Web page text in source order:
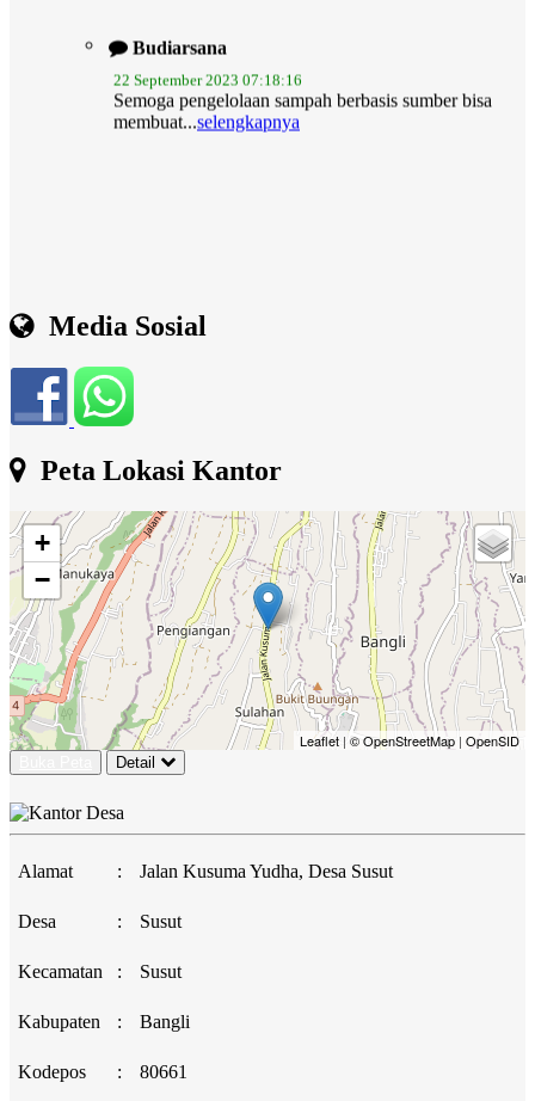
22 September 2023 07:18:16
membuat...selengkapnya
Media Sosial
Peta Lokasi Kantor
+
−
Leaflet |© OpenStreetMap | OpenSID
Detail
Alamat : Jalan Kusuma Yudha, Desa Susut
Desa : Susut
Kecamatan : Susut
Kabupaten : Bangli
Kodepos : 80661